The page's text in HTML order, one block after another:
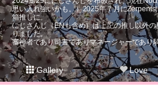
思い入れ強いかも。）2025年７月にZerpents
箱推しに。
にじさんじ（ENも含め）は上記の推し以外
りました。
審神者であり司書でありマネージャーであり
Gallery Love